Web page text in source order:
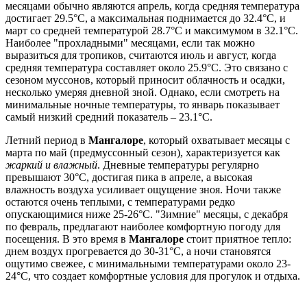
месяцами обычно являются апрель, когда средняя температура
достигает 29.5°C, а максимальная поднимается до 32.4°C, и
март со средней температурой 28.7°C и максимумом в 32.1°C.
Наиболее "прохладными" месяцами, если так можно
выразиться для тропиков, считаются июль и август, когда
средняя температура составляет около 25.9°C. Это связано с
сезоном муссонов, который приносит облачность и осадки,
несколько умеряя дневной зной. Однако, если смотреть на
минимальные ночные температуры, то январь показывает
самый низкий средний показатель – 23.1°C.
Летний период в Мангалоре, который охватывает месяцы с
марта по май (предмуссонный сезон), характеризуется как
жаркий и влажный. Дневные температуры регулярно
превышают 30°C, достигая пика в апреле, а высокая
влажность воздуха усиливает ощущение зноя. Ночи также
остаются очень теплыми, с температурами редко
опускающимися ниже 25-26°C. "Зимние" месяцы, с декабря
по февраль, предлагают наиболее комфортную погоду для
посещения. В это время в Мангалоре стоит приятное тепло:
днем воздух прогревается до 30-31°C, а ночи становятся
ощутимо свежее, с минимальными температурами около 23-
24°C, что создает комфортные условия для прогулок и отдыха.